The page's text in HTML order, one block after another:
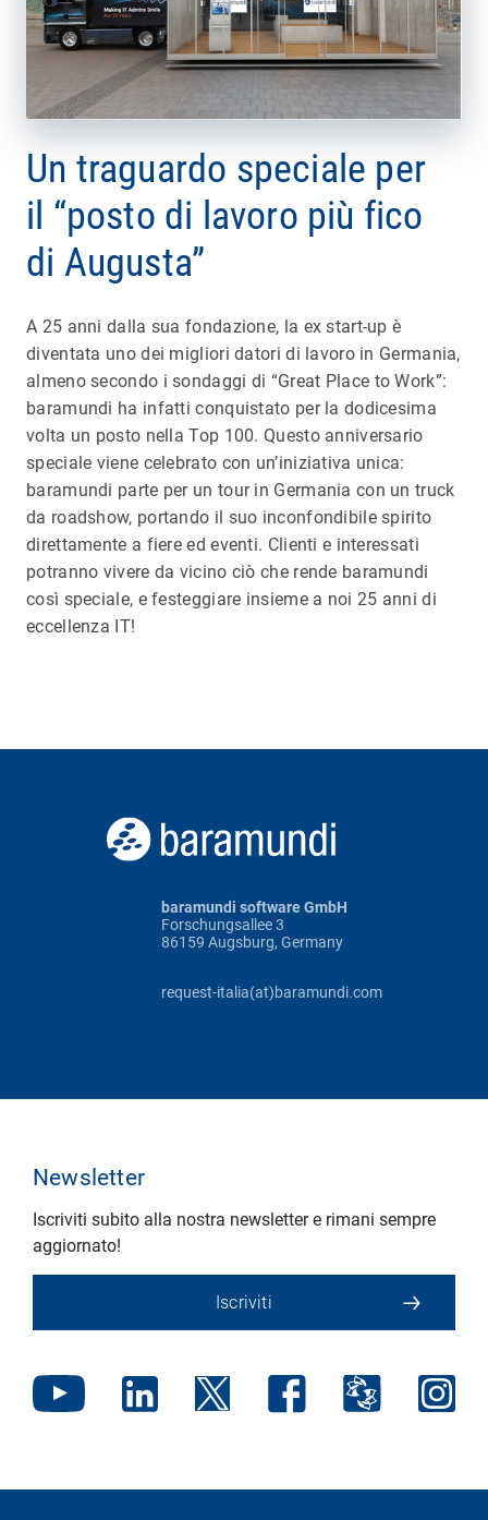
Un traguardo speciale per
il “posto di lavoro più fico
di Augusta”
A 25 anni dalla sua fondazione, la ex start-up è
diventata uno dei migliori datori di lavoro in Germania,
almeno secondo i sondaggi di “Great Place to Work”:
baramundi ha infatti conquistato per la dodicesima
volta un posto nella Top 100. Questo anniversario
speciale viene celebrato con un’iniziativa unica:
baramundi parte per un tour in Germania con un truck
da roadshow, portando il suo inconfondibile spirito
direttamente a fiere ed eventi. Clienti e interessati
potranno vivere da vicino ciò che rende baramundi
così speciale, e festeggiare insieme a noi 25 anni di
eccellenza IT!
baramundi software GmbH
Forschungsallee 3
86159 Augsburg, Germany
request-italia(at)baramundi.com
Newsletter
Iscriviti subito alla nostra newsletter e rimani sempre
aggiornato!
Iscriviti